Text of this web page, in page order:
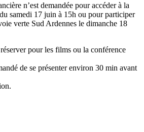
n’est demandée pour accéder à la
samedi 17 juin à 15h ou pour participer
verte Sud Ardennes le dimanche 18
pour les films ou la conférence
de se présenter environ 30 min avant